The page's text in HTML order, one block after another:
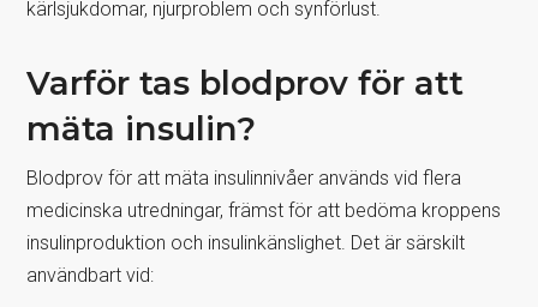
kärlsjukdomar, njurproblem och synförlust.
Varför tas blodprov för att
mäta insulin?
Blodprov för att mäta insulinnivåer används vid flera
medicinska utredningar, främst för att bedöma kroppens
insulinproduktion och insulinkänslighet. Det är särskilt
användbart vid: